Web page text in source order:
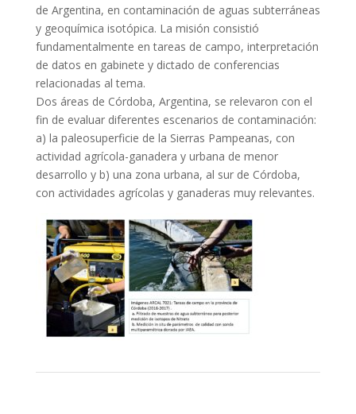
de Argentina, en contaminación de aguas subterráneas
y geoquímica isotópica. La misión consistió
fundamentalmente en tareas de campo, interpretación
de datos en gabinete y dictado de conferencias
relacionadas al tema.
Dos áreas de Córdoba, Argentina, se relevaron con el
fin de evaluar diferentes escenarios de contaminación:
a) la paleosuperficie de la Sierras Pampeanas, con
actividad agrícola-ganadera y urbana de menor
desarrollo y b) una zona urbana, al sur de Córdoba,
con actividades agrícolas y ganaderas muy relevantes.